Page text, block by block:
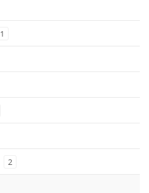
1
2